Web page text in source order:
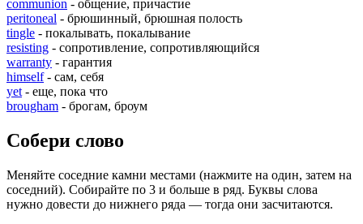
communion - общение, причастие
peritoneal - брюшинный, брюшная полость
tingle - покалывать, покалывание
resisting - сопротивление, сопротивляющийся
warranty - гарантия
himself- сам, себя
yet - еще, пока что
brougham - брогам, броум
Собери слово
Меняйте соседние камни местами (нажмите на один, затем на
соседний). Собирайте по 3 и больше в ряд. Буквы слова
нужно довести до нижнего ряда — тогда они засчитаются.